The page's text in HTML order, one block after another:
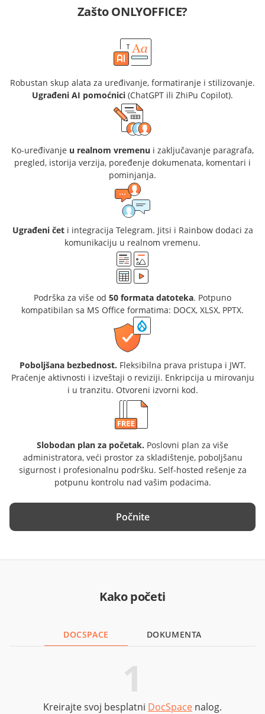
Zašto ONLYOFFICE?
Robustan skup alata za uređivanje, formatiranje i stilizovanje.
Ugrađeni AI pomoćnici (ChatGPT ili ZhiPu Copilot).
Ko-uređivanje u realnom vremenu i zaključavanje paragrafa,
pregled, istorija verzija, poređenje dokumenata, komentari i
pominjanja.
Ugrađeni četi integracija Telegram. Jitsi i Rainbow dodaci za
komunikaciju u realnom vremenu.
Podrška za više od 50 formata datoteka. Potpuno
kompatibilan sa MS Office formatima: DOCX, XLSX, PPTX.
Poboljšana bezbednost. Fleksibilna prava pristupa i JWT.
Praćenje aktivnosti i izveštaji o reviziji. Enkripcija u mirovanju
i u tranzitu. Otvoreni izvorni kod.
Slobodan plan za početak. Poslovni plan za više
administratora, veći prostor za skladištenje, poboljšanu
sigurnost i profesionalnu podršku. Self-hosted rešenje za
potpunu kontrolu nad vašim podacima.
Počnite
Kako početi
DOCSPACE DOKUMENTA
1
Kreirajte svoj besplatni DocSpace nalog.